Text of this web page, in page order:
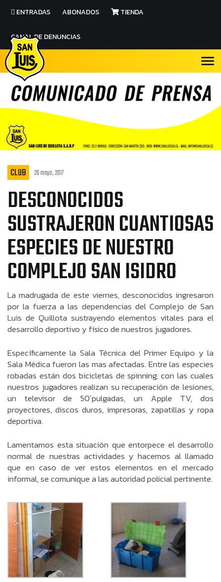
ENTRADAS ABONADOS TIENDA
CANAL DE DENUNCIAS
CLUB 26 mayo, 2017
DESCONOCIDOS
SUSTRAJERON CUANTIOSAS
ESPECIES DE NUESTRO
COMPLEJO SAN ISIDRO
La madrugada de este viernes, desconocidos ingresaron
por la fuerza a las dependencias del Complejo de San
Luis de Quillota sustrayendo elementos vitales para el
desarrollo deportivo y físico de nuestros jugadores.
Específicamente la Sala Técnica del Primer Equipo y la
Sala Médica fueron las mas afectadas. Entre las especies
robadas están dos bicicletas de spinning, con las cuales
nuestros jugadores realizan su recuperación de lesiones,
un televisor de 50´pulgadas, un Apple TV, dos
proyectores, discos duros, impresoras, zapatillas y ropa
deportiva.
Lamentamos esta situación que entorpece el desarrollo
normal de nuestras actividades y hacemos al llamado
que en caso de ver estos elementos en el mercado
informal, se comunique a las autoridad policial pertinente.